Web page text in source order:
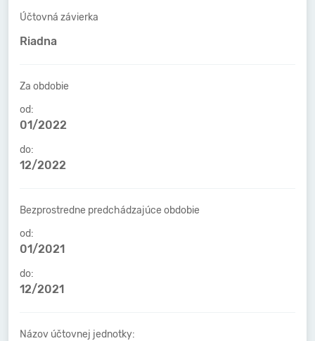
Účtovná závierka
Riadna
Za obdobie
od:
01/2022
do:
12/2022
Bezprostredne predchádzajúce obdobie
od:
01/2021
do:
12/2021
Názov účtovnej jednotky: